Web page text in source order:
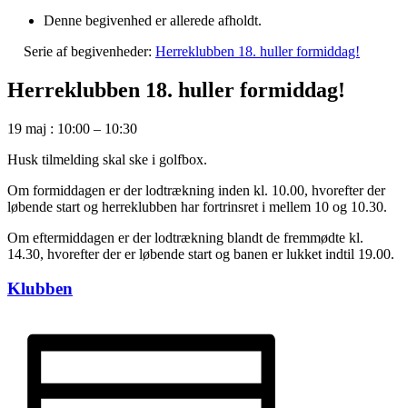
Denne begivenhed er allerede afholdt.
Serie af begivenheder: Herreklubben 18. huller formiddag!
Herreklubben 18. huller formiddag!
19 maj : 10:00 – 10:30
Husk tilmelding skal ske i golfbox.
Om formiddagen er der lodtrækning inden kl. 10.00, hvorefter der
løbende start og herreklubben har fortrinsret i mellem 10 og 10.30.
Om eftermiddagen er der lodtrækning blandt de fremmødte kl.
14.30, hvorefter der er løbende start og banen er lukket indtil 19.00.
Klubben